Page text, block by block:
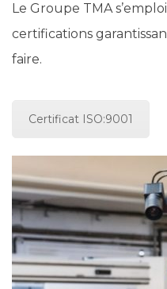
Le Groupe TMA
certifications
faire.
Certificat ISO:9001